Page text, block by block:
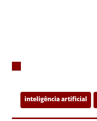
inteligência artificial